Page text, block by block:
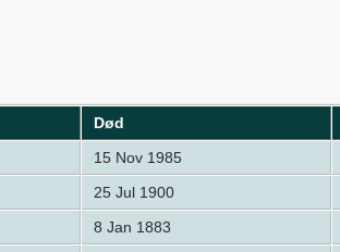
Død
15 Nov 1985
25 Jul 1900
8 Jan 1883